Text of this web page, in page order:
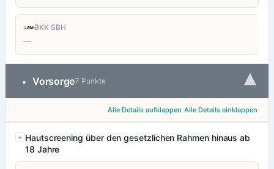
BKK SBH
—
• Vorsorge7 Punkte ▾
Alle Details aufklappen Alle Details einklappen
Hautscreening über den gesetzlichen Rahmen hinaus ab
18 Jahre